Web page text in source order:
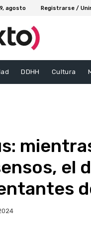
agosto Registrarse /
DDHH Cultura
el